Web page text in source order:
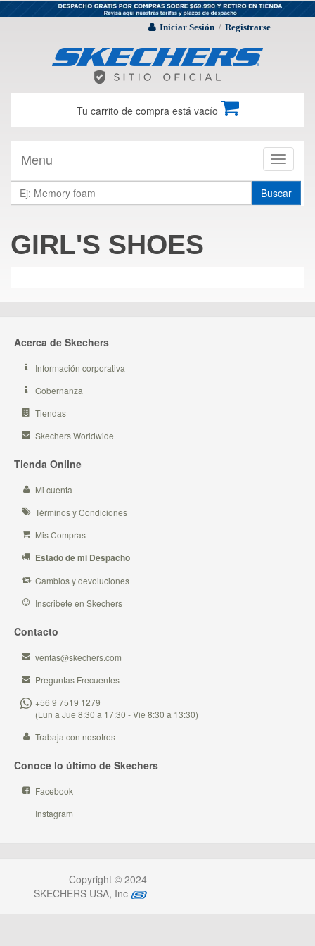
Iniciar Sesión / Registrarse
Tu carrito de compra está vacío
Toggle
Menu
Buscar
GIRL'S SHOES
Acerca de Skechers
Información corporativa
Gobernanza
Tiendas
Skechers Worldwide
Tienda Online
Mi cuenta
Términos y Condiciones
Mis Compras
Estado de mi Despacho
Cambios y devoluciones
Inscribete en Skechers
Contacto
ventas@skechers.com
Preguntas Frecuentes
+56 9 7519 1279
(Lun a Jue 8:30 a 17:30 - Vie 8:30 a 13:30)
Trabaja con nosotros
Conoce lo último de Skechers
Facebook
Instagram
Copyright © 2024
SKECHERS USA, Inc